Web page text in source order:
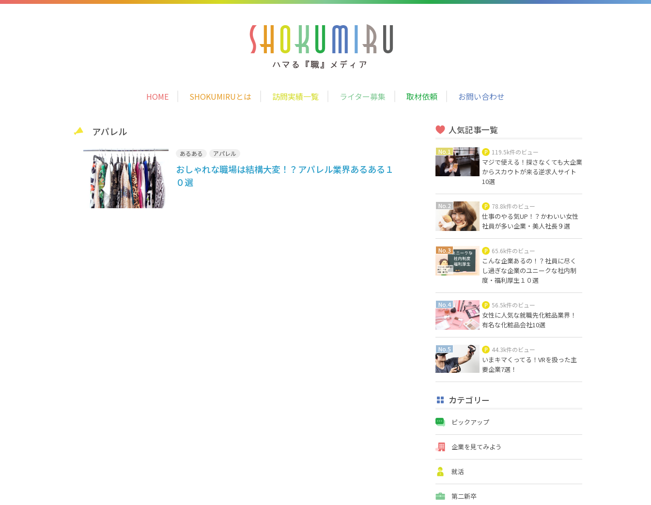
HOME SHOKUMIRUとは 訪問実績一覧 ライター募集 取材依頼 お問い合わせ
アパレル
あるある アパレル
おしゃれな職場は結構大変！？アパレル業界あるある１
０選
人気記事一覧
119.5k件のビュー
マジで使える！探さなくても大企業
からスカウトが来る逆求人サイト
10選
78.8k件のビュー
仕事のやる気UP！？かわいい女性
社員が多い企業・美人社長９選
65.6k件のビュー
こんな企業あるの！？社員に尽く
し過ぎな企業のユニークな社内制
度・福利厚生１０選
56.5k件のビュー
女性に人気な就職先化粧品業界！
有名な化粧品会社10選
44.3k件のビュー
いまキマくってる！VRを扱った主
要企業7選！
カテゴリー
ピックアップ
企業を見てみよう
就活
第二新卒